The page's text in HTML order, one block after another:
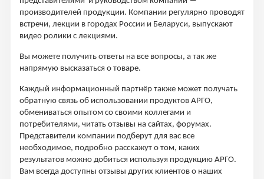
производителей продукции. Компании регулярно проводят
встречи, лекции в городах России и Беларуси, выпускают
видео ролики с лекциями.
Вы можете получить ответы на все вопросы, а так же
напрямую высказаться о товаре.
Каждый информационный партнёр также может получать
обратную связь об использовании продуктов АРГО,
обмениваться опытом со своими коллегами и
потребителями, читать отзывы на сайтах, форумах.
Представители компании подберут для вас все
необходимое, подробно расскажут о том, каких
результатов можно добиться используя продукцию АРГО.
Вам всегда доступны отзывы других клиентов о наших